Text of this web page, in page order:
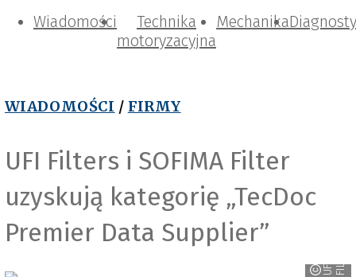
Wiadomości
Technika
motoryzacyjna
Mechanika
WIADOMOŚCI / FIRMY
UFI Filters i SOFIMA Filter
uzyskują kategorię „TecDoc
Premier Data Supplier”
U
F
I
F
I
L
T
E
RS